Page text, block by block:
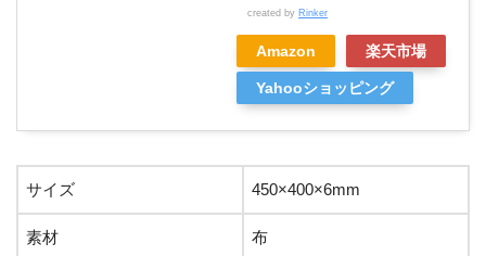
created by Rinker
Amazon 楽天市場
Yahooショッピング
サイズ 450×400×6mm
素材 布